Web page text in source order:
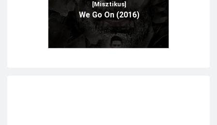
[Misztikus]
We Go On (2016)